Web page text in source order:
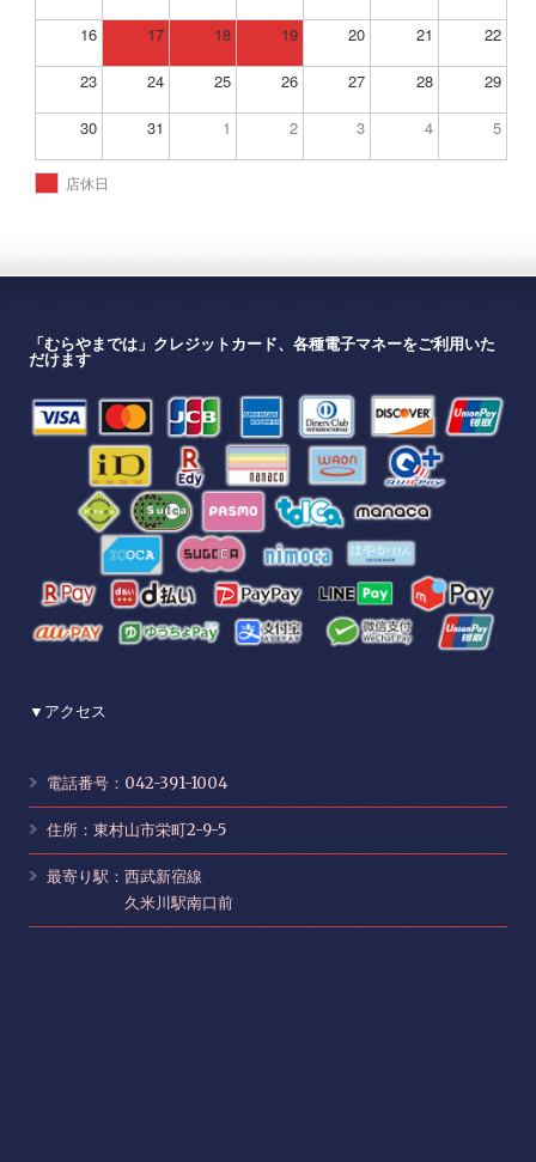
16 17 18 19 20 21 22
23 24 25 26 27 28 29
30 31 1 2 3 4 5
店休日
「むらやまでは」クレジットカード、各種電子マネーをご利用いた
だけます
▼アクセス
電話番号：042-391-1004
住所：東村山市栄町2-9-5
最寄り駅：西武新宿線
久米川駅南口前